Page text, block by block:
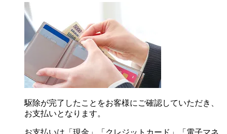
駆除が完了したことをお客様にご確認していただき、
お支払いとなります。
お支払いは「現金」「クレジットカード」「電子マネ